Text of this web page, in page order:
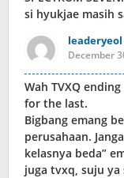
si hyukjae masih
leaderyeol
December
Wah TVXQ ending
for the last.
Bigbang emang
perusahaan.
kelasnya beda”
juga tvxq, suju ya